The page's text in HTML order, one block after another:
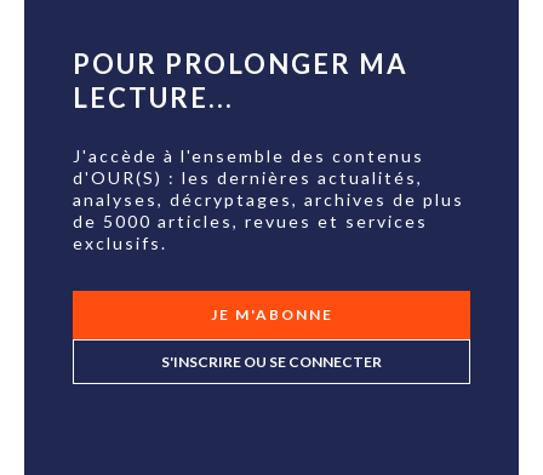
POUR PROLONGER MA
LECTURE...
J'accède à l'ensemble des contenus
d'OUR(S) : les dernières actualités,
analyses, décryptages, archives de plus
de 5000 articles, revues et services
exclusifs.
JE M'ABONNE
S'INSCRIRE OU SE CONNECTER